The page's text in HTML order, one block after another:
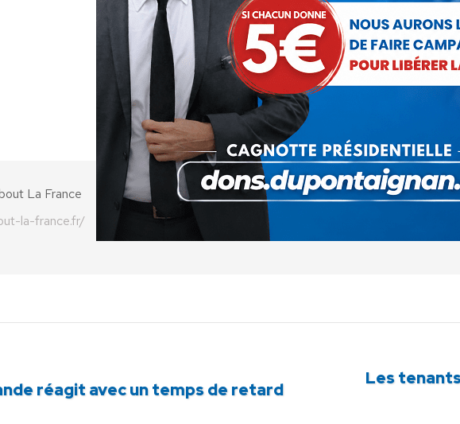
Catégorie : Communiqués ParDebout La France
Partager cet article
Partager
sur
Facebook
Partager
sur
X
PinterestLinkedIn
La France
la-france.fr/
réagit avec un temps de retard
Article
Les